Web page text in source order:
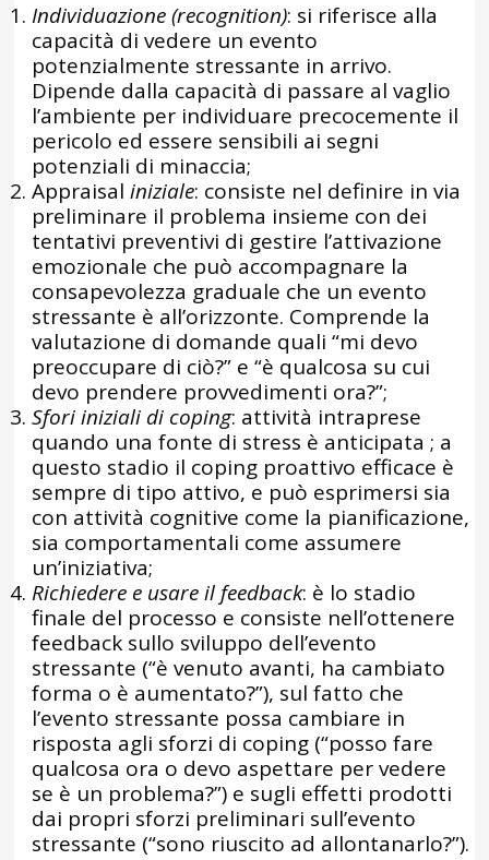
Individuazione (recognition): si riferisce alla
capacità di vedere un evento
potenzialmente stressante in arrivo.
Dipende dalla capacità di passare al vaglio
l’ambiente per individuare precocemente il
pericolo ed essere sensibili ai segni
potenziali di minaccia;
Appraisal iniziale: consiste nel definire in via
preliminare il problema insieme con dei
tentativi preventivi di gestire l’attivazione
emozionale che può accompagnare la
consapevolezza graduale che un evento
stressante è all’orizzonte. Comprende la
valutazione di domande quali “mi devo
preoccupare di ciò?” e “è qualcosa su cui
devo prendere provvedimenti ora?”;
Sfori iniziali di coping: attività intraprese
quando una fonte di stress è anticipata ; a
questo stadio il coping proattivo efficace è
sempre di tipo attivo, e può esprimersi sia
con attività cognitive come la pianificazione,
sia comportamentali come assumere
un’iniziativa;
Richiedere e usare il feedback: è lo stadio
finale del processo e consiste nell’ottenere
feedback sullo sviluppo dell’evento
stressante (“è venuto avanti, ha cambiato
forma o è aumentato?”), sul fatto che
l’evento stressante possa cambiare in
risposta agli sforzi di coping (“posso fare
qualcosa ora o devo aspettare per vedere
se è un problema?”) e sugli effetti prodotti
dai propri sforzi preliminari sull’evento
stressante (“sono riuscito ad allontanarlo?”).